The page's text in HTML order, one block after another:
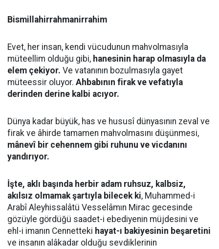
Bismillahirrahmanirrahim
Evet, her insan, kendi vücudunun mahvolmasıyla
müteellim olduğu gibi, hanesinin harap olmasıyla da
elem çekiyor. Ve vatanının bozulmasıyla gayet
müteessir oluyor. Ahbabının firak ve vefatıyla
derinden derine kalbi acıyor.
Dünya kadar büyük, has ve hususî dünyasının zeval ve
firak ve âhirde tamamen mahvolmasını düşünmesi,
mânevî bir cehennem gibi ruhunu ve vicdanını
yandırıyor.
İşte, aklı başında herbir adam ruhsuz, kalbsiz,
akılsız olmamak şartıyla bilecek ki, Muhammed-i
Arabî Aleyhissalâtü Vesselâmın Mirac gecesinde
gözüyle gördüğü saadet-i ebediyenin müjdesini ve
ehl-i imanın Cennetteki hayat-ı bakiyesinin beşaretini
ve insanın alâkadar olduğu sevdiklerinin